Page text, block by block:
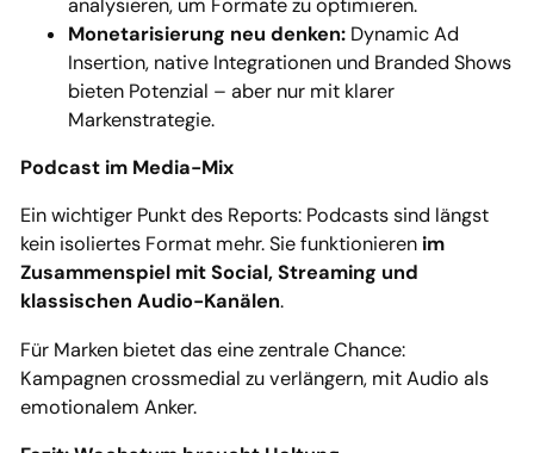
analysieren, um Formate zu optimieren.
Monetarisierung neu denken: Dynamic Ad
Insertion, native Integrationen und Branded Shows
bieten Potenzial – aber nur mit klarer
Markenstrategie.
Podcast im Media-Mix
Ein wichtiger Punkt des Reports: Podcasts sind längst
kein isoliertes Format mehr. Sie funktionieren im
Zusammenspiel mit Social, Streaming und
klassischen Audio-Kanälen.
Für Marken bietet das eine zentrale Chance:
Kampagnen crossmedial zu verlängern, mit Audio als
emotionalem Anker.